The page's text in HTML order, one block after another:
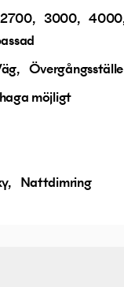
2700 3000
4000
Övergångsställe
möjligt
Nattdimring